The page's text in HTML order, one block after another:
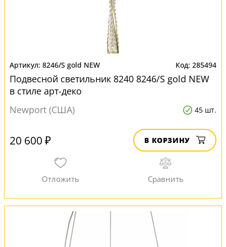
8246/S gold NEW 285494
Подвесной светильник 8240 8246/S gold NEW
в стиле арт-деко
Newport (США)
45 шт.
20 600 ₽ В КОРЗИНУ